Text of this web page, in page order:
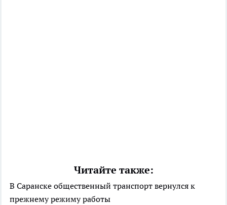
Читайте также:
В Саранске общественный транспорт вернулся к
прежнему режиму работы